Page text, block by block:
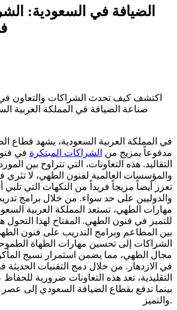
الضيافة في السعودية:
اكتشف كيف تحدث الشراكات والتعاون
صناعة الضيافة في المملكة العربية
في المملكة العربية السعودية، يشهد قطاع
مدفوعاً بمزيج من الشراكات المبتكرة في
التقاليد. هذه التعاونات، التي تتراوح بين
والمؤسسات العالمية لفنون الطهي، لا تثري
تعزز أيضاً مزيجاً فريداً من النكهات التي تلبي
والدوليين على حد سواء. من خلال برامج
مهارات الطهي، تستعد المملكة العربية
للتميز في فنون الطهي. المفتاح لهذا التحول
بين المطاعم وبرامج التدريب على فنون
الشراكات إلى تحسين مهارات الطهاة
مجال الطهي، مما يضمن استمرار نسيج
في الازدهار. من خلال دمج التقنيات
التقليدية، تعد هذه التعاونات ضرورية
بينما تدفع بقطاع الضيافة السعودي إلى عصر
والتميز.